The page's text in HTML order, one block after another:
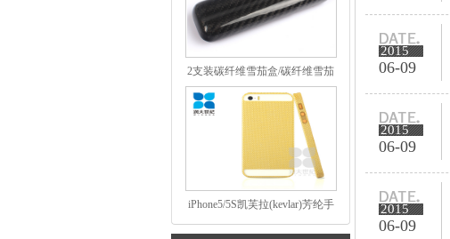
2支装碳纤维雪茄盒/碳纤维雪茄
套
iPhone5/5S凯芙拉(kevlar)芳纶手
机保护
2015
06-09
2015
06-09
2015
06-09